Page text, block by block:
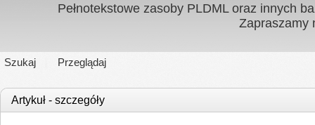
Pełnotekstowe zasoby PLDML oraz innych
Zapraszamy
Szukaj Przeglądaj
Artykuł - szczegóły